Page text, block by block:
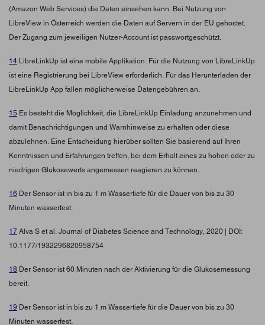
(Amazon Web Services) die Daten einsehen kann. Bei Nutzung von
LibreView in Österreich werden die Daten auf Servern in der EU gehostet.
Der Zugang zum jeweiligen Nutzer-Account ist passwortgeschützt.
14 LibreLinkUp ist eine mobile Applikation. Für die Nutzung von LibreLinkUp
ist eine Registrierung bei LibreView erforderlich. Für das Herunterladen der
LibreLinkUp App fallen möglicherweise Datengebühren an.
15 Es besteht die Möglichkeit, die LibreLinkUp Einladung anzunehmen und
damit Benachrichtigungen und Warnhinweise zu erhalten oder diese
abzulehnen. Eine Entscheidung hierüber sollten Sie basierend auf Ihren
Kenntnissen und Erfahrungen treffen, bei dem Erhalt eines zu hohen oder zu
niedrigen Glukosewerts angemessen reagieren zu können.
16 Der Sensor ist in bis zu 1 m Wassertiefe für die Dauer von bis zu 30
Minuten wasserfest.
17 Alva S et al. Journal of Diabetes Science and Technology, 2020 | DOI:
10.1177/1932296820958754
18 Der Sensor ist 60 Minuten nach der Aktivierung für die Glukosemessung
bereit.
19 Der Sensor ist in bis zu 1 m Wassertiefe für die Dauer von bis zu 30
Minuten wasserfest.